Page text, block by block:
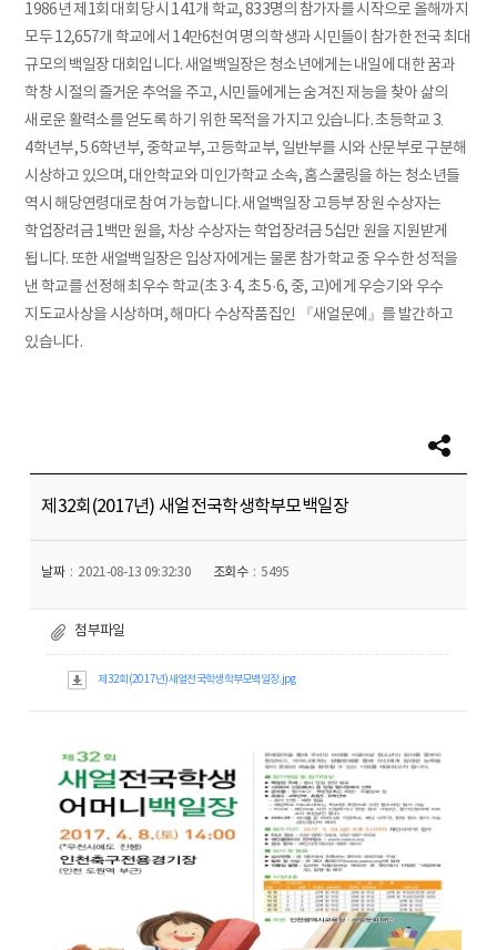
1986년 제1회 대회 당시 141개 학교, 833명의 참가자를 시작으로 올해까지
모두 12,657개 학교에서 14만6천여 명의 학생과 시민들이 참가한 전국 최대
규모의 백일장 대회입니다. 새얼백일장은 청소년에게는 내일에 대한 꿈과
학창 시절의 즐거운 추억을 주고, 시민들에게는 숨겨진 재능을 찾아 삶의
새로운 활력소를 얻도록 하기 위한 목적을 가지고 있습니다. 초등학교 3․
4학년부, 5․6학년부, 중학교부, 고등학교부, 일반부를 시와 산문부로 구분해
시상하고 있으며, 대안학교와 미인가학교 소속, 홈스쿨링을 하는 청소년들
역시 해당연령대로 참여 가능합니다. 새얼백일장 고등부 장원 수상자는
학업장려금 1백만 원을, 차상 수상자는 학업장려금 5십만 원을 지원받게
됩니다. 또한 새얼백일장은 입상자에게는 물론 참가학교 중 우수한 성적을
낸 학교를 선정해 최우수 학교(초 3·4, 초 5·6, 중, 고)에게 우승기와 우수
지도교사상을 시상하며, 해마다 수상작품집인 『새얼문예』를 발간하고
있습니다.
제32회(2017년) 새얼전국학생학부모백일장
날짜 2021-08-13 09:32:30 조회수 5495
첨부파일
제32회(2017년)새얼전국학생학부모백일장.jpg